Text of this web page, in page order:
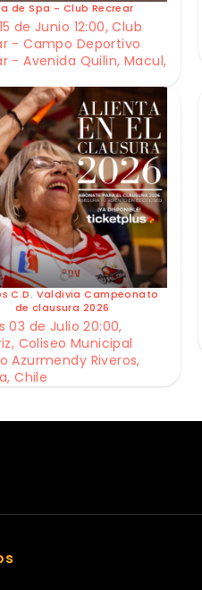
de Spa - Club Recrear
de Junio 12:00, Club
- Campo Deportivo
- Avenida Quilin, Macul,
C.D. Valdivia Campeonato
de clausura 2026
03 de Julio 20:00,
Coliseo Municipal
Azurmendy Riveros,
Chile